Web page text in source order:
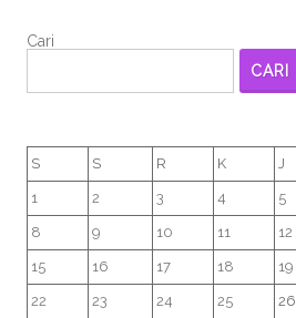
Cari
CARI
S S R K J
1 2 3 4 5
8 9 10 11 12
15 16 17 18 19
22 23 24 25 26